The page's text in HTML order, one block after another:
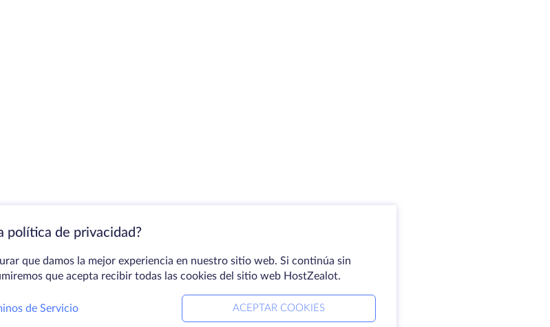
política de privacidad?
que damos la mejor experiencia en nuestro sitio web. Si continúa sin
que acepta recibir todas las cookies del sitio web HostZealot.
de Servicio ACEPTAR COOKIES